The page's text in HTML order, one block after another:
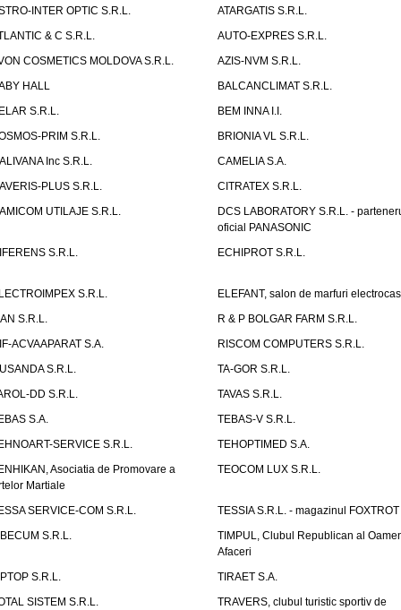
INTER OPTIC S.R.L.
ATARGATIS S.R.L.
& C S.R.L.
AUTO-EXPRES S.R.L.
COSMETICS MOLDOVA S.R.L.
AZIS-NVM S.R.L.
HALL
BALCANCLIMAT S.R.L.
S.R.L.
BEM INNA I.I.
PRIM S.R.L.
BRIONIA VL S.R.L.
Inc S.R.L.
CAMELIA S.A.
PLUS S.R.L.
CITRATEX S.R.L.
UTILAJE S.R.L.
DCS LABORATORY S.R.L. -
oficial PANASONIC
S.R.L.
ECHIPROT S.R.L.
S.R.L.
ELEFANT, salon de marfuri
S.R.L.
R & P BOLGAR FARM S.R.L.
ACVAAPARAT S.A.
RISCOM COMPUTERS S.R.L.
S.R.L.
TA-GOR S.R.L.
DD S.R.L.
TAVAS S.R.L.
S.A.
TEBAS-V S.R.L.
SERVICE S.R.L.
TEHOPTIMED S.A.
Asociatia de Promovare a
Martiale
TEOCOM LUX S.R.L.
SERVICE-COM S.R.L.
TESSIA S.R.L. - magazinul FOXTROT
S.R.L.
TIMPUL, Clubul Republican al
Afaceri
S.R.L.
TIRAET S.A.
SISTEM S.R.L.
TRAVERS, clubul turistic sportiv de